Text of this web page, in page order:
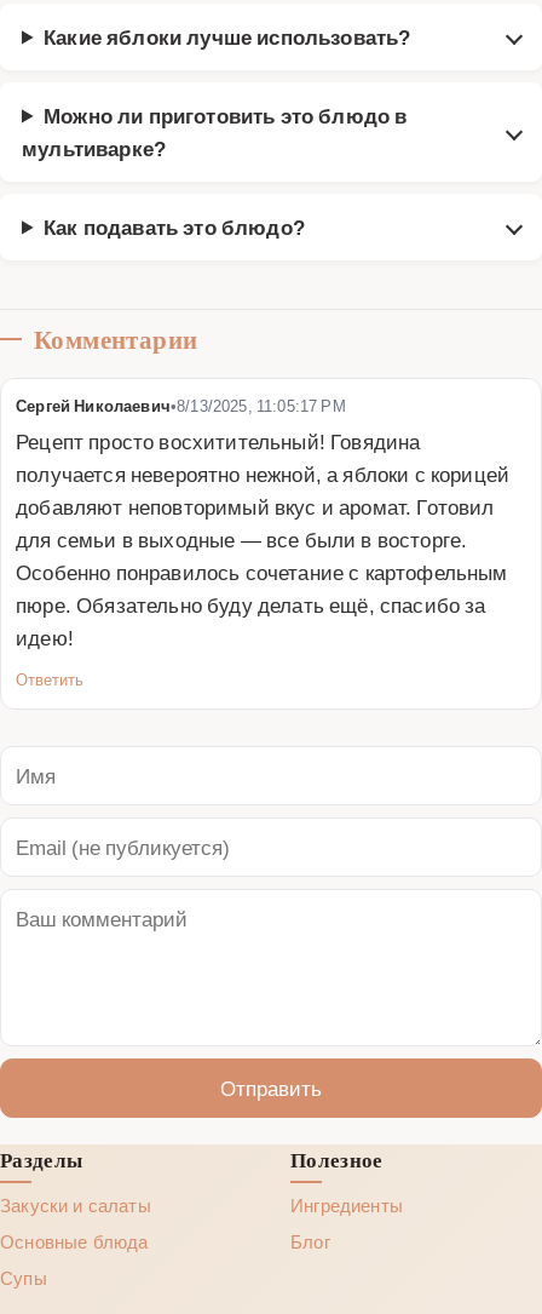
Какие яблоки лучше использовать?
Можно ли приготовить это блюдо в
мультиварке?
Как подавать это блюдо?
Комментарии
Сергей Николаевич•8/13/2025, 11:05:17 PM
Рецепт просто восхитительный! Говядина
получается невероятно нежной, а яблоки с корицей
добавляют неповторимый вкус и аромат. Готовил
для семьи в выходные — все были в восторге.
Особенно понравилось сочетание с картофельным
пюре. Обязательно буду делать ещё, спасибо за
идею!
Ответить
Отправить
Разделы
Закуски и салаты
Основные блюда
Супы
Полезное
Ингредиенты
Блог